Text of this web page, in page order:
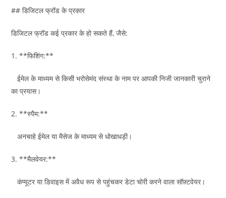
## डिजिटल फ्रॉड के प्रकार
डिजिटल फ्रॉड कई प्रकार के हो सकते हैं, जैसे:
1. **फिशिंग:**
ईमेल के माध्यम से किसी भरोसेमंद संस्था के नाम पर आपकी निजी जानकारी चुराने
का प्रयास।
2. **स्पैम:**
अनचाहे ईमेल या मैसेज के माध्यम से धोखाधड़ी।
3. **मैलवेयर:**
कंप्यूटर या डिवाइस में अवैध रूप से पहुंचकर डेटा चोरी करने वाला सॉफ़्टवेयर।